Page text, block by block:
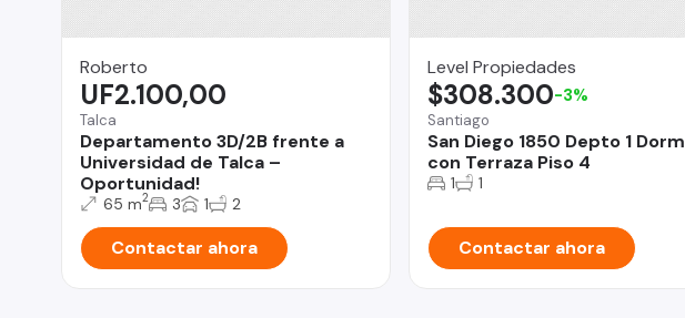
Roberto
Talca
Departamento 3D/2B frente a
Universidad de Talca –
Oportunidad!
UF2.100,00
65 m2 3 1 2
Contactar ahora
Level Propiedades
Santiago
San Diego 1850 Depto 1 Dorm
con Terraza Piso 4
$308.300-3%
1 1
Contactar ahora